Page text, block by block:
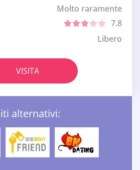
Molto raramente
7.8
Libero
VISITA
alternativi: